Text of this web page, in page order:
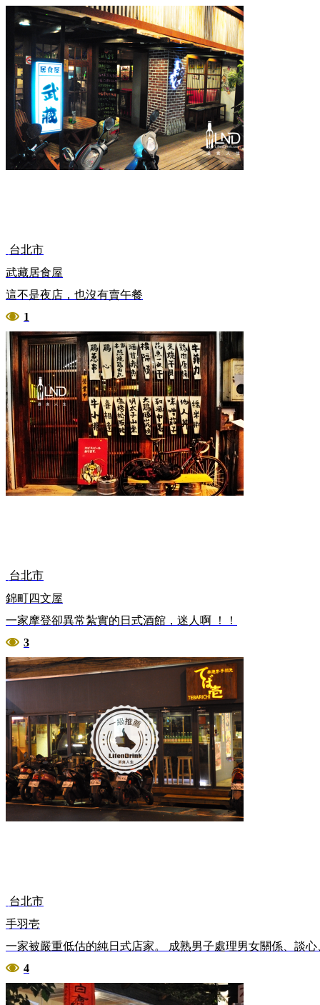
台北市
武藏居食屋
這不是夜店，也沒有賣午餐
1
台北市
錦町四文屋
一家摩登卻異常紮實的日式酒館，迷人啊 ！！
3
台北市
手羽壱
一家被嚴重低估的純日式店家。 成熟男子處理男女關係、談
4